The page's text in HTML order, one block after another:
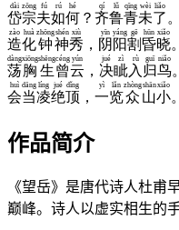
岱
dài
宗
zōng
夫
fú
如
rú
何
hé
？ 齐
qí
鲁
lǔ
青
qīng
未
wèi
了
liǎo
。
造
zào
化
huà
钟
zhōng
神
shén
秀
xiù
， 阴
yīn
阳
yáng
割
gē
昏
hūn
晓
xiǎo
。
荡
dàng
胸
xiōng
生
shēng
曾
céng
云
yún
， 决
jué
眦
zì
入
rù
归
guī
鸟
niǎo
。
会
huì
当
dāng
凌
líng
绝
jué
顶
dǐng
， 一
yì
览
lǎn
众
zhòng
山
shān
小
xiǎo
。
作品简介
《望岳》是唐代诗人杜
巅峰。诗人以虚实相生的